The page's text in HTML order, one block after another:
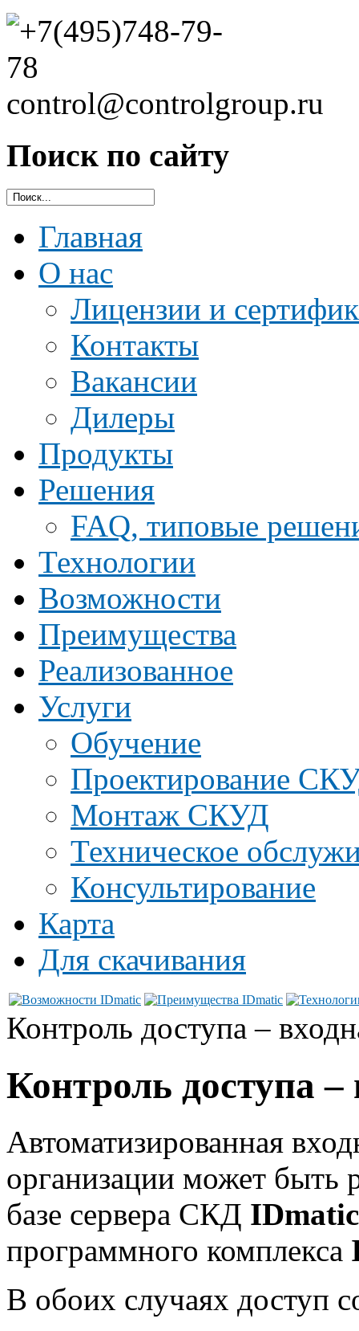
Поиск по сайту
Главная
О нас
Лицензии и
Контакты
Ваканcии
Дилеры
Продукты
Решения
FAQ, типовые
Технологии
Возможности
Преимущества
Реализованное
Услуги
Обучение
Проектирование
Монтаж СКУД
Техническое
Консультирование
Карта
Для скачивания
Контроль доступа –
Контроль доступа –
Автоматизированная
организации может быть
базе сервера СКД IDmatic
программного комплекса
В обоих случаях доступ